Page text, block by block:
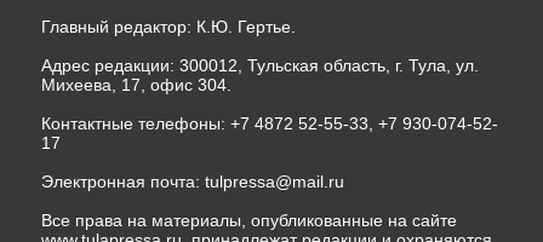
Главный редактор: К.Ю. Гертье.
Адрес редакции: 300012, Тульская область, г. Тула, ул.
Михеева, 17, офис 304.
Контактные телефоны: +7 4872 52-55-33, +7 930-074-52-
17
Электронная почта: tulpressa@mail.ru
Все права на материалы, опубликованные на сайте